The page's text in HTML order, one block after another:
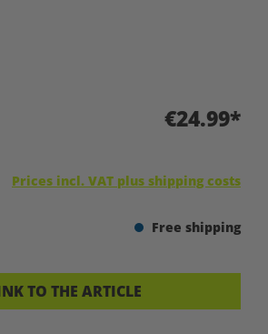
€24.99*
Prices incl. VAT plus shipping costs
Free shipping
TO THE ARTICLE